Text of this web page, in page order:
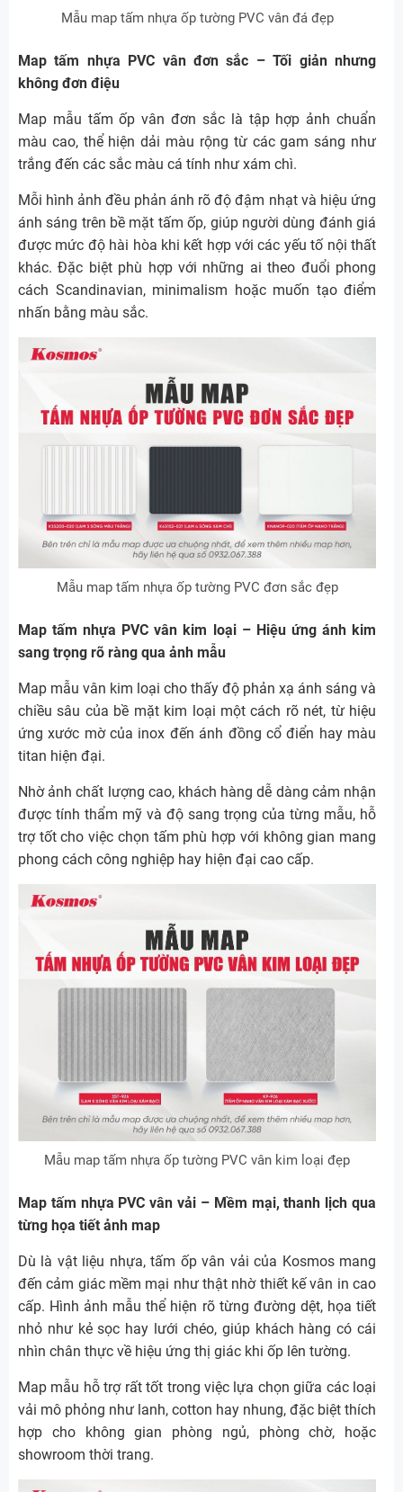
Mẫu map tấm nhựa ốp tường PVC vân đá đẹp
Map tấm nhựa PVC vân đơn sắc – Tối giản nhưng
không đơn điệu
Map mẫu tấm ốp vân đơn sắc là tập hợp ảnh chuẩn
màu cao, thể hiện dải màu rộng từ các gam sáng như
trắng đến các sắc màu cá tính như xám chì.
Mỗi hình ảnh đều phản ánh rõ độ đậm nhạt và hiệu ứng
ánh sáng trên bề mặt tấm ốp, giúp người dùng đánh giá
được mức độ hài hòa khi kết hợp với các yếu tố nội thất
khác. Đặc biệt phù hợp với những ai theo đuổi phong
cách Scandinavian, minimalism hoặc muốn tạo điểm
nhấn bằng màu sắc.
Mẫu map tấm nhựa ốp tường PVC đơn sắc đẹp
Map tấm nhựa PVC vân kim loại – Hiệu ứng ánh kim
sang trọng rõ ràng qua ảnh mẫu
Map mẫu vân kim loại cho thấy độ phản xạ ánh sáng và
chiều sâu của bề mặt kim loại một cách rõ nét, từ hiệu
ứng xước mờ của inox đến ánh đồng cổ điển hay màu
titan hiện đại.
Nhờ ảnh chất lượng cao, khách hàng dễ dàng cảm nhận
được tính thẩm mỹ và độ sang trọng của từng mẫu, hỗ
trợ tốt cho việc chọn tấm phù hợp với không gian mang
phong cách công nghiệp hay hiện đại cao cấp.
Mẫu map tấm nhựa ốp tường PVC vân kim loại đẹp
Map tấm nhựa PVC vân vải – Mềm mại, thanh lịch qua
từng họa tiết ảnh map
Dù là vật liệu nhựa, tấm ốp vân vải của Kosmos mang
đến cảm giác mềm mại như thật nhờ thiết kế vân in cao
cấp. Hình ảnh mẫu thể hiện rõ từng đường dệt, họa tiết
nhỏ như kẻ sọc hay lưới chéo, giúp khách hàng có cái
nhìn chân thực về hiệu ứng thị giác khi ốp lên tường.
Map mẫu hỗ trợ rất tốt trong việc lựa chọn giữa các loại
vải mô phỏng như lanh, cotton hay nhung, đặc biệt thích
hợp cho không gian phòng ngủ, phòng chờ, hoặc
showroom thời trang.